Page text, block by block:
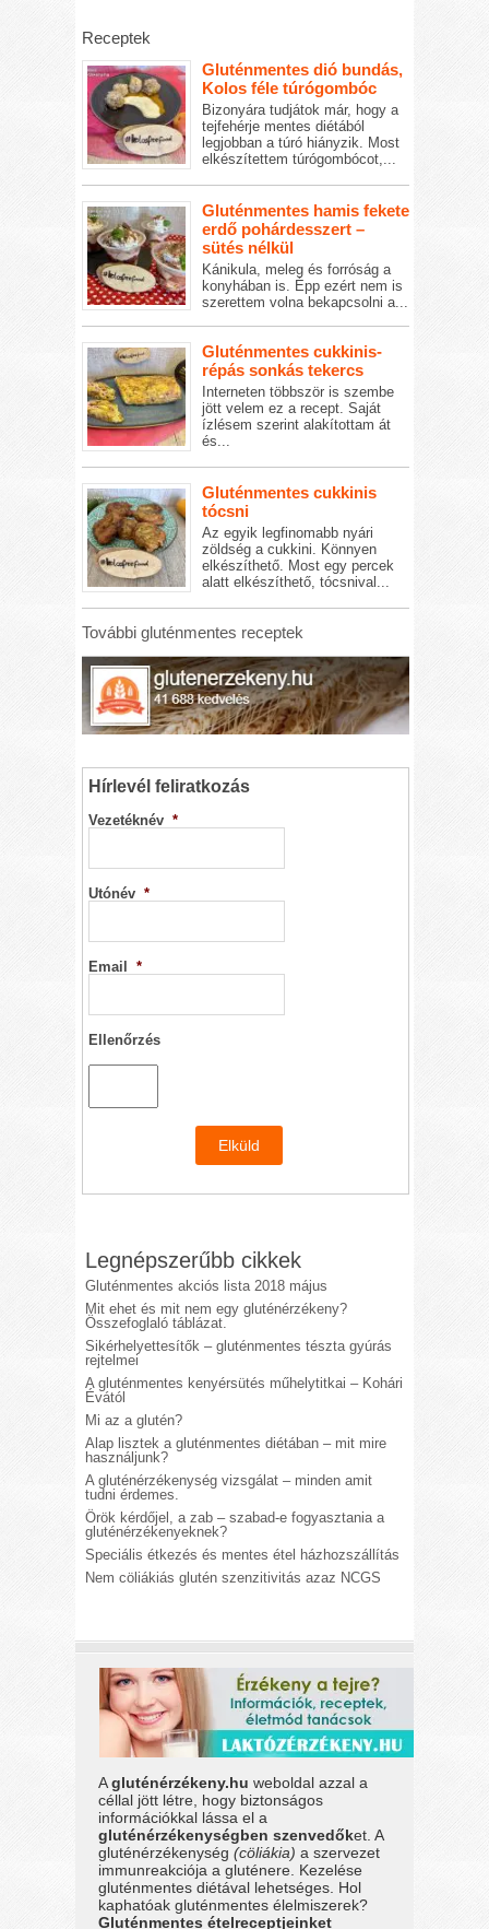
Receptek
Gluténmentes dió bundás,
Kolos féle túrógombóc
Bizonyára tudjátok már, hogy a
tejfehérje mentes diétából
legjobban a túró hiányzik. Most
elkészítettem túrógombócot,...
Gluténmentes hamis fekete
erdő pohárdesszert –
sütés nélkül
Kánikula, meleg és forróság a
konyhában is. Épp ezért nem is
szerettem volna bekapcsolni a...
Gluténmentes cukkinis-
répás sonkás tekercs
Interneten többször is szembe
jött velem ez a recept. Saját
ízlésem szerint alakítottam át
és...
Gluténmentes cukkinis
tócsni
Az egyik legfinomabb nyári
zöldség a cukkini. Könnyen
elkészíthető. Most egy percek
alatt elkészíthető, tócsnival...
További gluténmentes receptek
Hírlevél feliratkozás
Vezetéknév *
Utónév *
Email *
Ellenőrzés
Legnépszerűbb cikkek
Gluténmentes akciós lista 2018 május
Mit ehet és mit nem egy gluténérzékeny?
Összefoglaló táblázat.
Sikérhelyettesítők – gluténmentes tészta gyúrás
rejtelmei
A gluténmentes kenyérsütés műhelytitkai – Kohári
Évától
Mi az a glutén?
Alap lisztek a gluténmentes diétában – mit mire
használjunk?
A gluténérzékenység vizsgálat – minden amit
tudni érdemes.
Örök kérdőjel, a zab – szabad-e fogyasztania a
gluténérzékenyeknek?
Speciális étkezés és mentes étel házhozszállítás
Nem cöliákiás glutén szenzitivitás azaz NCGS
Agluténérzékeny.hu weboldal azzal a
céllal jött létre, hogy biztonságos
információkkal lássa el a
gluténérzékenységben szenvedőket. A
gluténérzékenység(cöliákia) a szervezet
immunreakciója a gluténere. Kezelése
gluténmentes diétával lehetséges. Hol
kaphatóak gluténmentes élelmiszerek?
Gluténmentes ételreceptjeinket